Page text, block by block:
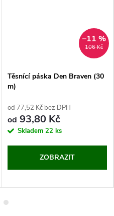
106 Kč
–11 %
Těsnící páska Den Braven (30
m)
od 77,52 Kč bez DPH
od 93,80 Kč
Skladem 22 ks
ZOBRAZIT